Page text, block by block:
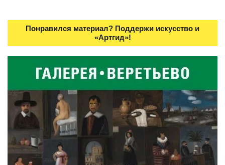
Понравился материал? Поддержи искусство и
«Артгид»!